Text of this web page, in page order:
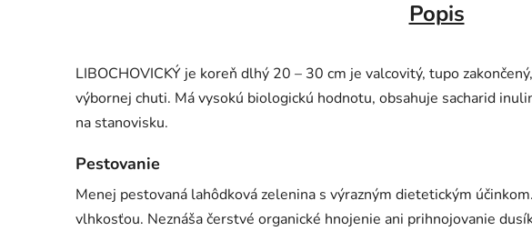
Popis
LIBOCHOVICKÝ je koreň dlhý 20 – 30 cm je valcovitý, tupo
výbornej chuti. Má vysokú biologickú hodnotu, obsahuje sacharid
na stanovisku.
Pestovanie
Menej pestovaná lahôdková zelenina s výrazným dietetickým
vlhkosťou. Neznáša čerstvé organické hnojenie ani prihnojovanie